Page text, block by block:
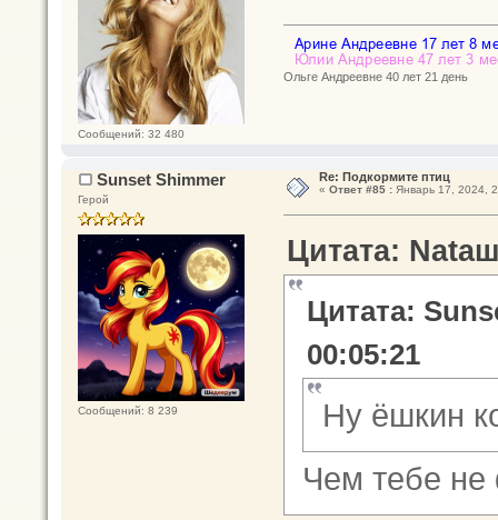
Сообщений: 32 480
Ольге Андреевне 40 лет 21 день
Sunset Shimmer
Герой
Сообщений: 8 239
Re: Подкормите птиц
« Ответ #85 :Январь 17, 2024,
Цитата:
Цитата:
00:05:21
Ну ёшкин
Чем тебе